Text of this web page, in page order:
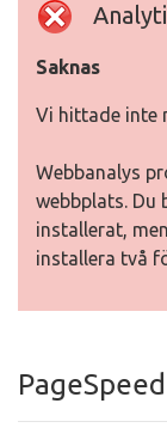
Saknas
Vi hittade inte
Webbanalys
webbplats. Du
installerat,
installera två